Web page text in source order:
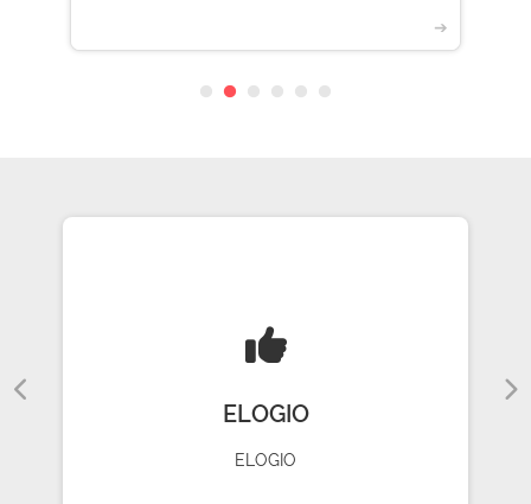
➔
ELOGIO
ELOGIO